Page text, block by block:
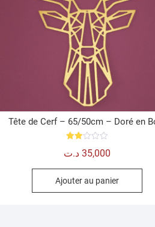
Tête de Cerf – 65/50cm – Doré en
2.00
5
35,000 د.ت
Ajouter au panier